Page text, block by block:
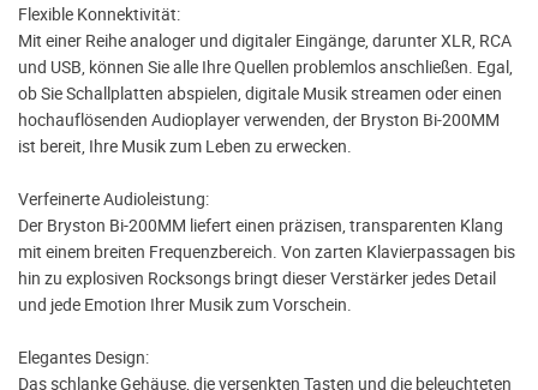
Flexible Konnektivität:
Mit einer Reihe analoger und digitaler Eingänge, darunter XLR, RCA
und USB, können Sie alle Ihre Quellen problemlos anschließen. Egal,
ob Sie Schallplatten abspielen, digitale Musik streamen oder einen
hochauflösenden Audioplayer verwenden, der Bryston Bi-200MM
ist bereit, Ihre Musik zum Leben zu erwecken.
Verfeinerte Audioleistung:
Der Bryston Bi-200MM liefert einen präzisen, transparenten Klang
mit einem breiten Frequenzbereich. Von zarten Klavierpassagen bis
hin zu explosiven Rocksongs bringt dieser Verstärker jedes Detail
und jede Emotion Ihrer Musik zum Vorschein.
Elegantes Design:
Das schlanke Gehäuse, die versenkten Tasten und die beleuchteten